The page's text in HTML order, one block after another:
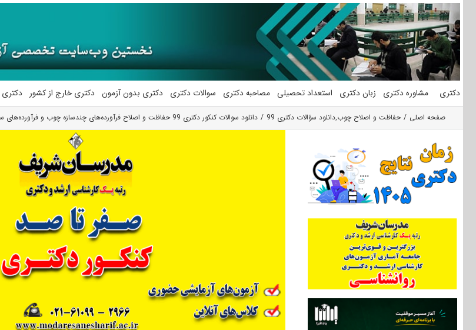
محتوا
دکتری مشاوره دکتری زبان دکتری استعداد تحصیلی مصاحبه دکتری سوالات دکتری دکتری بدون آزمون دکتری خارج از کشور
صفحه اصلی حفاظت و اصلاح چوب,دانلود سؤالات دکتری 99 دانلود سوالات کنکور دکتری 99 حفاظت و اصلاح فرآورده‌های چندسازه چوب و فرآورده‌های سلولزی کد 2417